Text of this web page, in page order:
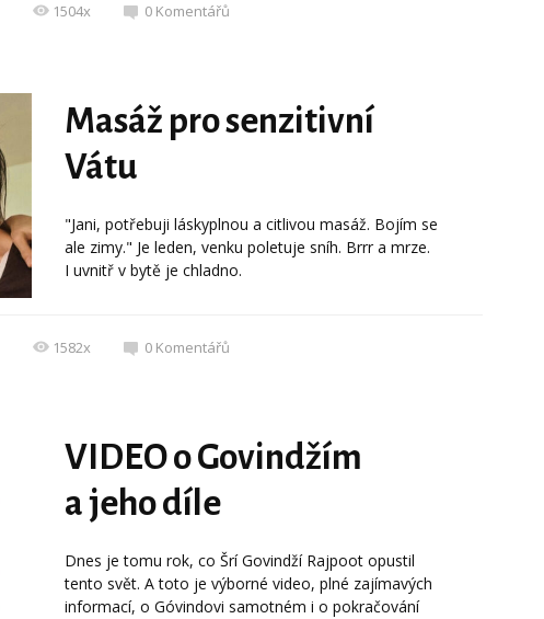
1504x 0 Komentářů
Masáž pro senzitivní
Vátu
"Jani, potřebuji láskyplnou a citlivou masáž. Bojím se
ale zimy." Je leden, venku poletuje sníh. Brrr a mrze.
I uvnitř v bytě je chladno.
1582x 0 Komentářů
VIDEO o Govindžím
a jeho díle
Dnes je tomu rok, co Šrí Govindží Rajpoot opustil
tento svět. A toto je výborné video, plné zajímavých
informací, o Góvindovi samotném i o pokračování